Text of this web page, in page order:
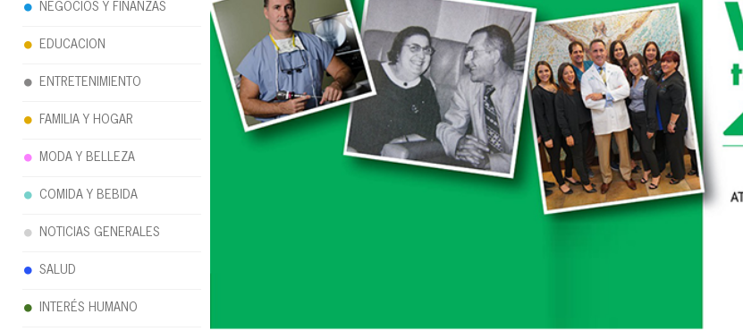
NEGOCIOS Y FINANZAS
EDUCACION
ENTRETENIMIENTO
FAMILIA Y HOGAR
MODA Y BELLEZA
COMIDA Y BEBIDA
NOTICIAS GENERALES
SALUD
INTERÉS HUMANO